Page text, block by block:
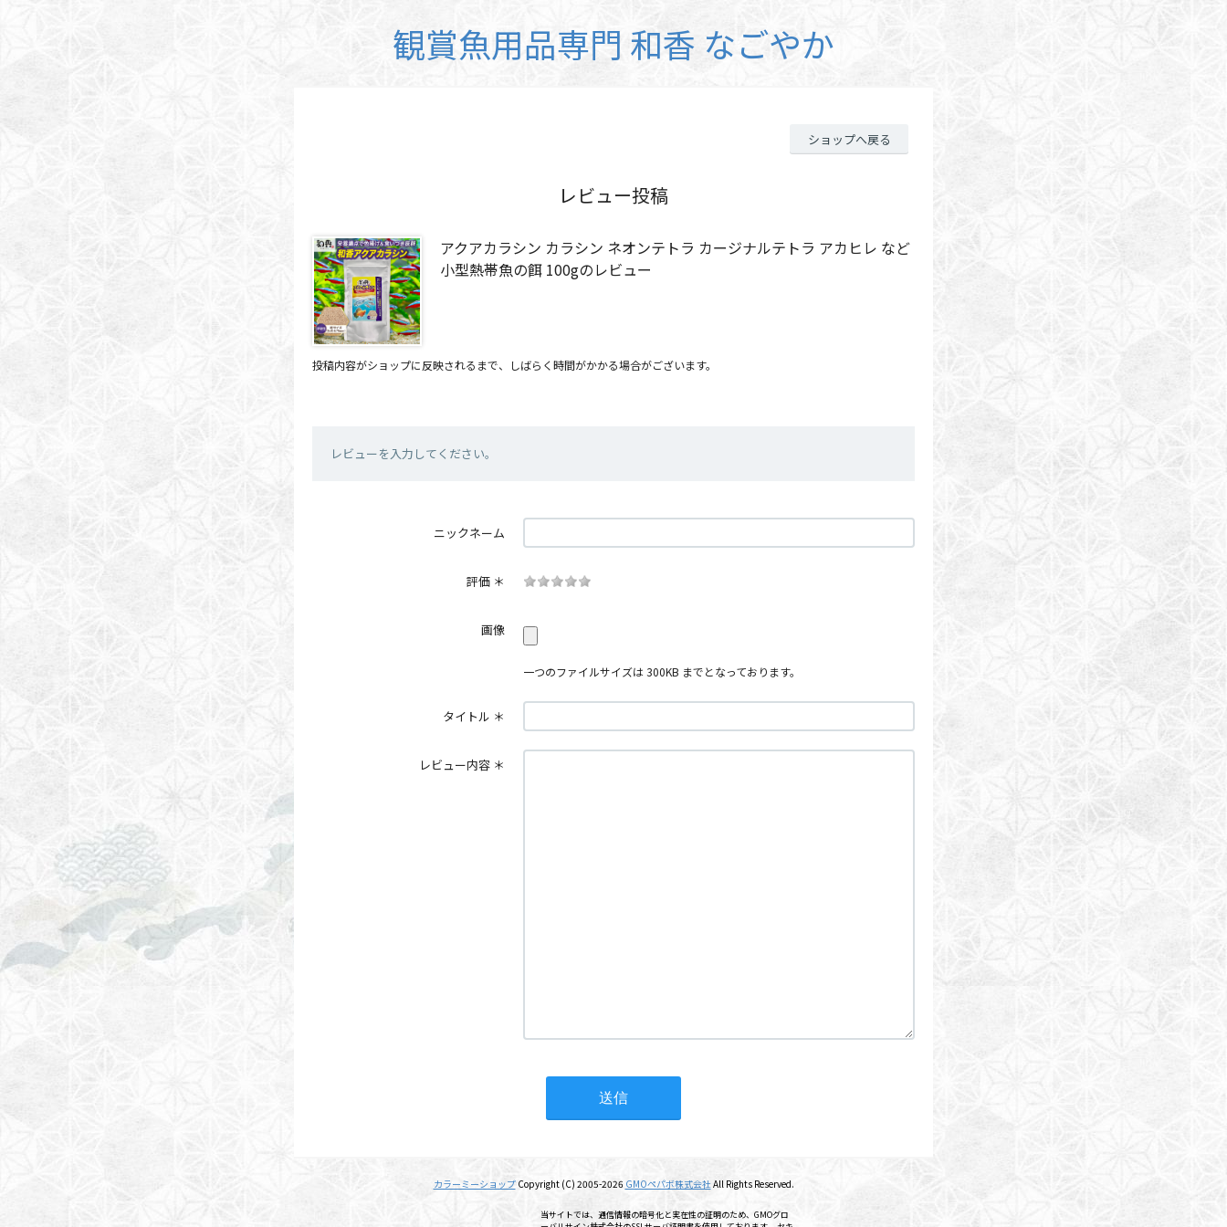
観賞魚用品専門 和香 なごやか
ショップへ戻る
レビュー投稿
アクアカラシン カラシン ネオンテトラ カージナルテトラ アカヒレ など
小型熱帯魚の餌 100gのレビュー
投稿内容がショップに反映されるまで、しばらく時間がかかる場合がございます。
レビューを入力してください。
ニックネーム
評価 ＊
画像
一つのファイルサイズは 300KB までとなっております。
タイトル ＊
レビュー内容 ＊
カラーミーショップCopyright (C) 2005-2026 GMOペパボ株式会社All Rights Reserved.
当サイトでは、通信情報の暗号化と実在性の証明のため、GMOグロ